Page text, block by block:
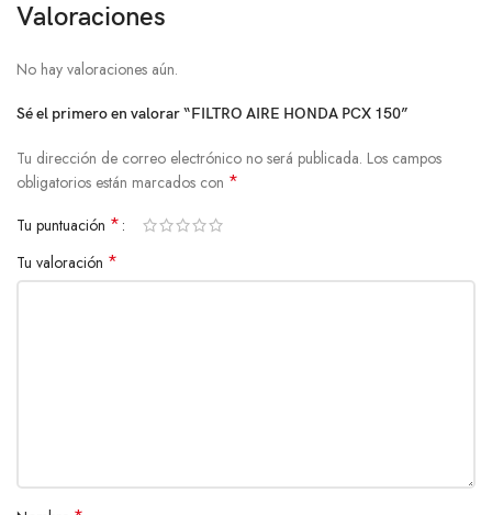
Valoraciones
No hay valoraciones aún.
Sé el primero en valorar “FILTRO AIRE HONDA PCX 150”
Tu dirección de correo electrónico no será publicada. Los campos
obligatorios están marcados con *
Tu puntuación *
Tu valoración *